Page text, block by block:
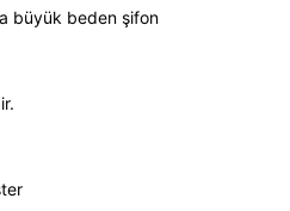
büyük beden şifon